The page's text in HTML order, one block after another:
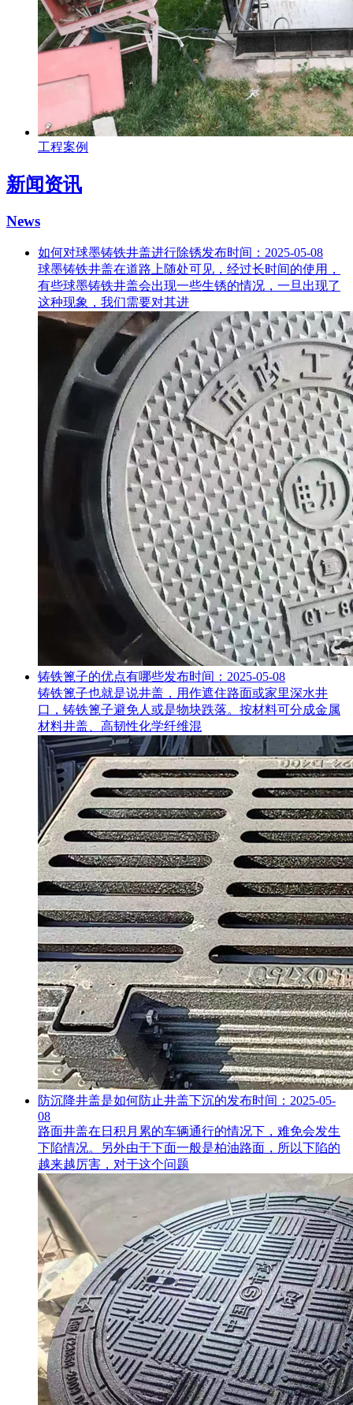
工程案例
新闻资讯
News
如何对球墨铸铁井盖进行除锈发布时间：2025-05-08
球墨铸铁井盖在道路上随处可见，经过长时间的使用，
有些球墨铸铁井盖会出现一些生锈的情况，一旦出现了
这种现象，我们需要对其进
铸铁篦子的优点有哪些发布时间：2025-05-08
铸铁篦子也就是说井盖，用作遮住路面或家里深水井
口，铸铁篦子避免人或是物块跌落。按材料可分成金属
材料井盖、高韧性化学纤维混
防沉降井盖是如何防止井盖下沉的发布时间：2025-05-
08
路面井盖在日积月累的车辆通行的情况下，难免会发生
下陷情况。另外由于下面一般是柏油路面，所以下陷的
越来越厉害，对于这个问题